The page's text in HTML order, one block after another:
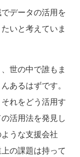
データの活用を
いと考えていま
世の中で誰もま
あるはずです。
れをどう活用す
活用法を発見し
うな支援会社
の課題は持って